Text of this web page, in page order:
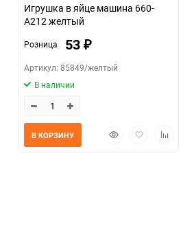
Игрушка в яйце машина 660-
A212 желтый
Розница 53 ₽
Артикул: 85849/желтый
В наличии
БыстрыйДобавить
В КОРЗИНУ